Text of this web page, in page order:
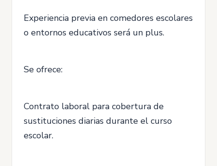
Experiencia previa en comedores escolares
o entornos educativos será un plus.
Se ofrece:
Contrato laboral para cobertura de
sustituciones diarias durante el curso
escolar.